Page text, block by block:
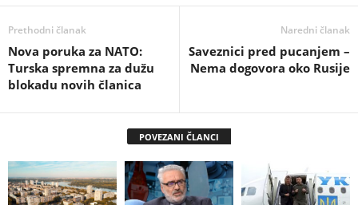
Prethodni članak
Nova poruka za NATO:
Turska spremna za dužu
blokadu novih članica
Naredni članak
Saveznici pred pucanjem –
Nema dogovora oko Rusije
POVEZANI ČLANCI